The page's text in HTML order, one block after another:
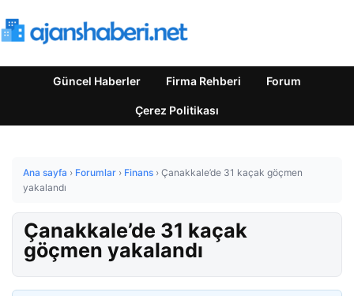
Güncel Haberler Firma Rehberi Forum
Çerez Politikası
Ana sayfa › Forumlar › Finans › Çanakkale’de 31 kaçak göçmen
yakalandı
Çanakkale’de 31 kaçak
göçmen yakalandı